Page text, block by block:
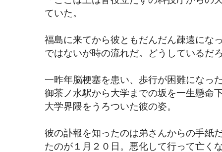
ていた。
福島に来てから彼ともだんだん疎遠にな
ではないが時の流れだ。どうしているだ
一昨年脳梗塞を患い、歩行が困難になっ
御茶ノ水駅から大学までの坂を一生懸命
大学界隈をうろついた彼の姿。
彼の訃報を知ったのは弟さんからの手紙
たのが１月２０日。悪化して行って亡く